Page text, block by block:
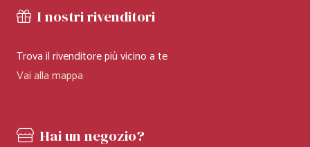
I nostri rivenditori
Trova il rivenditore più vicino a te
Vai alla mappa
Hai un negozio?